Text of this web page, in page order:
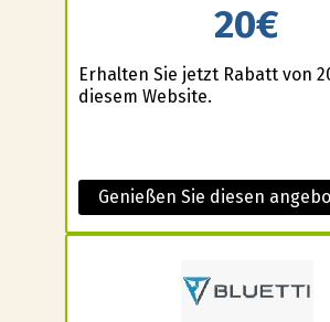
20€
Erhalten Sie jetzt Rabatt von
diesem Website.
Genießen Sie diesen